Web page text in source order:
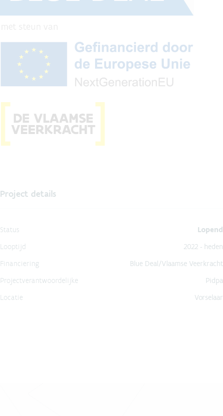
Project details
Status
Lopend
Looptijd
2022 - heden
Financiering
Blue Deal/Vlaamse Veerkracht
Projectverantwoordelijke
Pidpa
Locatie
Vorselaar